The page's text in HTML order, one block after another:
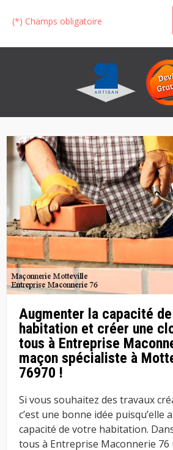
(*) Champs obligatoire
Augmenter la capacité
habitation et créer une
tous à Entreprise
maçon spécialiste à
76970 !
Si vous souhaitez des travaux
c’est une bonne idée puisqu’elle
capacité de votre habitation.
tous à Entreprise Maconnerie 76